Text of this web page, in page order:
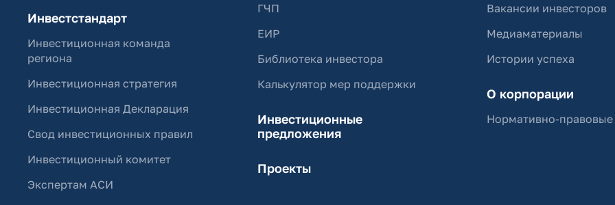
Инвестстандарт
Инвестиционная команда
региона
Инвестиционная стратегия
Инвестиционная Декларация
Свод инвестиционных правил
Инвестиционный комитет
Экспертам АСИ
ГЧП
ЕИР
Библиотека инвестора
Калькулятор мер поддержки
Инвестиционные
предложения
Проекты
Вакансии инвесторов
Медиаматериалы
Истории успеха
О корпорации
Нормативно-правовые